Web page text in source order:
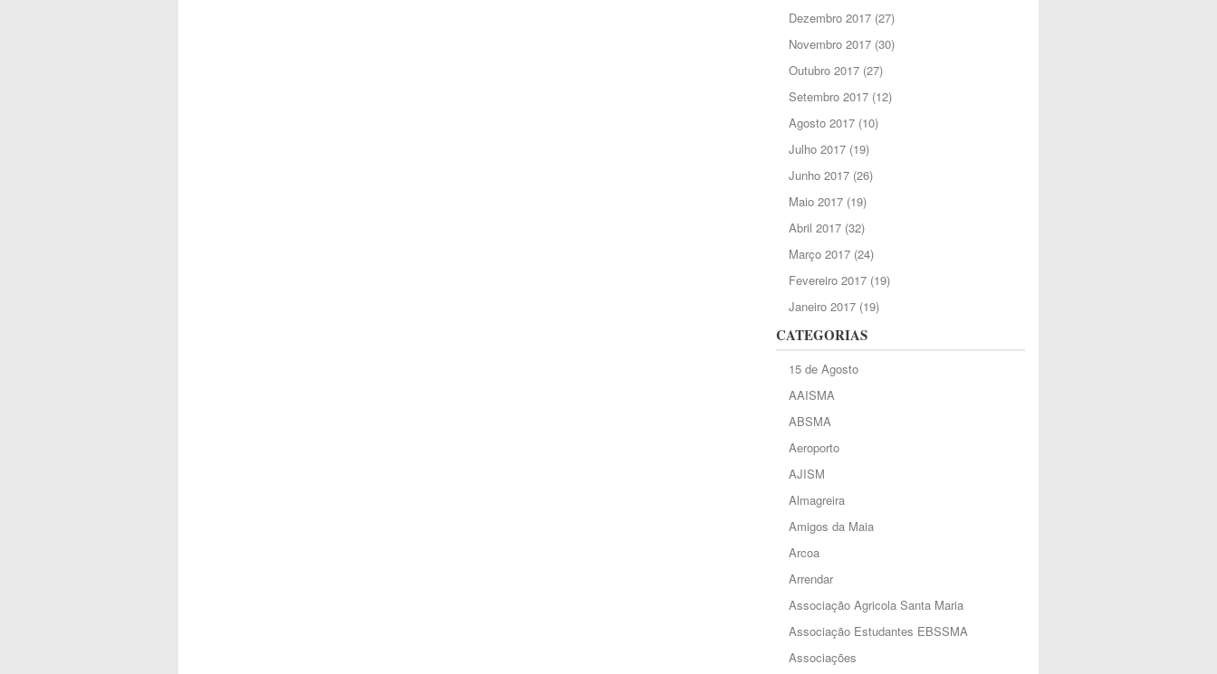
Dezembro 2017(27)
Novembro 2017(30)
Outubro 2017(27)
Setembro 2017(12)
Agosto 2017(10)
Julho 2017(19)
Junho 2017(26)
Maio 2017(19)
Abril 2017(32)
Março 2017(24)
Fevereiro 2017(19)
Janeiro 2017(19)
CATEGORIAS
15 de Agosto
AAISMA
ABSMA
Aeroporto
AJISM
Almagreira
Amigos da Maia
Arcoa
Arrendar
Associação Agricola Santa Maria
Associação Estudantes EBSSMA
Associações